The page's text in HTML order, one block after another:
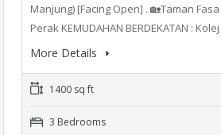
Manjung) [Facing Open] . 🏡Taman
Perak KEMUDAHAN BERDEKATAN :
More Details
1400 sq ft
3 Bedrooms